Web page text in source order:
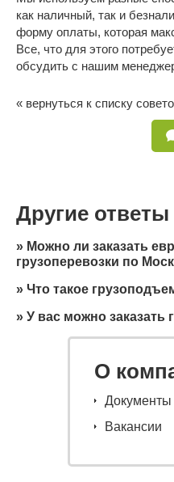
как наличный, так и
форму оплаты, которая
Все, что для этого
обсудить с нашим
« вернуться к списку
Другие
» Можно ли заказать
грузоперевозки по
» Что такое
» У вас можно заказать
О
Документы
Вакансии